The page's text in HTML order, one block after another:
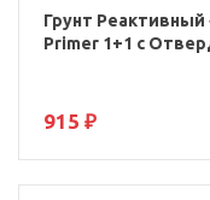
Грунт Реактивный
Primer 1+1 с
915 ₽